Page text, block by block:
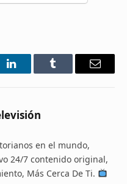
LinkedInTumblr Email
en el mundo,
24/7 contenido original,
Más Cerca De Ti.